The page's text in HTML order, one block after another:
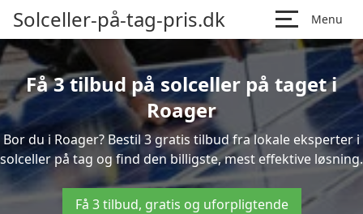
Solceller-på-tag-pris.dk Menu
Få 3 tilbud på solceller på taget i
Roager
Bor du i Roager? Bestil 3 gratis tilbud fra lokale eksperter i
solceller på tag og find den billigste, mest effektive løsning.
Få 3 tilbud, gratis og uforpligtende